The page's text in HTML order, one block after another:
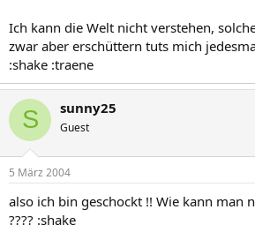
Ich kann die Welt nicht verstehen,
zwar aber erschüttern tuts mich
:shake :traene
S sunny25
Guest
5 März 2004
also ich bin geschockt !! Wie kann man
???? :shake